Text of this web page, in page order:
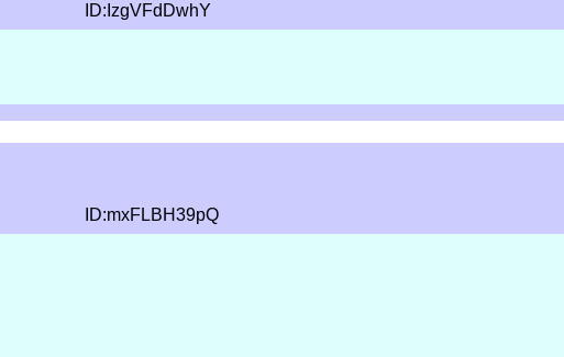
ID:IzgVFdDwhY
ID:mxFLBH39pQ